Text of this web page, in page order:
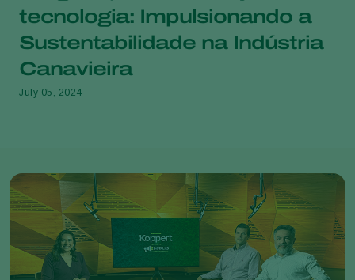
tecnologia: Impulsionando a
Sustentabilidade na Indústria
Canavieira
July 05, 2024